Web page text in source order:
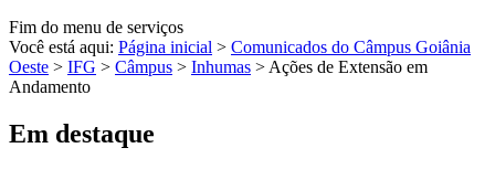
Fim do menu de serviços
Você está aqui: Página inicial > Comunicados do Câmpus Goiânia
Oeste > IFG > Câmpus > Inhumas > Ações de Extensão em
Andamento
Em destaque